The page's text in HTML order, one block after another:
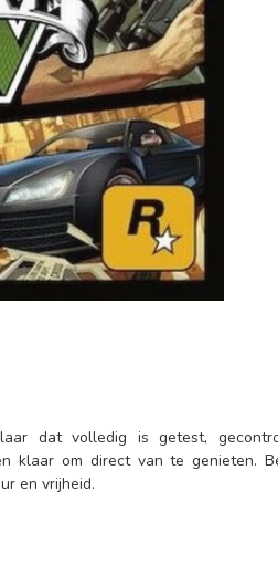
dat volledig is getest,
klaar om direct van te genieten.
en vrijheid.